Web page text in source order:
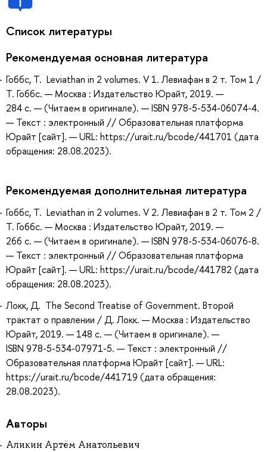
Список литературы
Рекомендуемая основная литература
Гоббс, Т. Leviathan in 2 volumes. V 1. Левиафан в 2 т. Том 1 /
Т. Гоббс. — Москва : Издательство Юрайт, 2019. —
284 с. — (Читаем в оригинале). — ISBN 978-5-534-06074-4.
— Текст : электронный // Образовательная платформа
Юрайт [сайт]. — URL: https://urait.ru/bcode/441701 (дата
обращения: 28.08.2023).
Рекомендуемая дополнительная литература
Гоббс, Т. Leviathan in 2 volumes. V 2. Левиафан в 2 т. Том 2 /
Т. Гоббс. — Москва : Издательство Юрайт, 2019. —
266 с. — (Читаем в оригинале). — ISBN 978-5-534-06076-8.
— Текст : электронный // Образовательная платформа
Юрайт [сайт]. — URL: https://urait.ru/bcode/441782 (дата
обращения: 28.08.2023).
Локк, Д. The Second Treatise of Government. Второй
трактат о правлении / Д. Локк. — Москва : Издательство
Юрайт, 2019. — 148 с. — (Читаем в оригинале). —
ISBN 978-5-534-07971-5. — Текст : электронный //
Образовательная платформа Юрайт [сайт]. — URL:
https://urait.ru/bcode/441719 (дата обращения:
28.08.2023).
Авторы
Аликин Артём Анатольевич